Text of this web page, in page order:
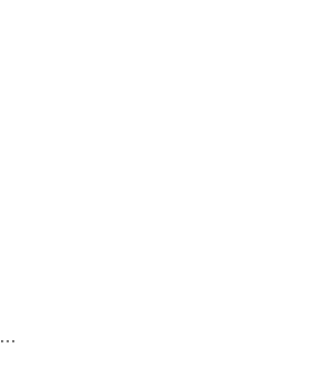
ホテルメトロポリタン 丸の内、美容家電体験宿